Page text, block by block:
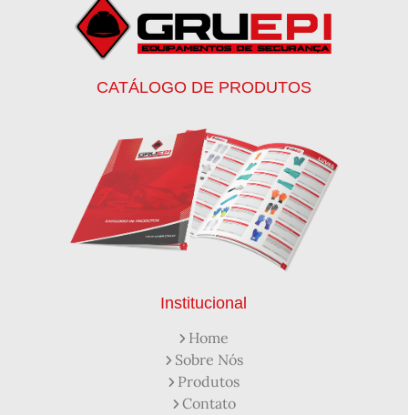
Botinas
Botinas Bico de Ferro
Botinas de Segurança
Botinas de Trabalho
Botinas EPI
Botinas Masculinas para Trabalho
Calçados de Segurança
Calçados de Segurança Epi
Capacete de Segurança Ca
Capacete de Segurança Classe b
Capacetes de Proteção
Capacetes de Proteção EPI
Capacetes de Segurança
Capacetes EPI
Capa de Chuva Pvc Amarela C/ Forro e Capuz
Capa de Chuva Pvc Preta C/ Forro e Capuz
Como Protetor Solar Funciona
Creme Protetor da Pele
Creme Protetor para Pele
Desengraxante Industrial
Desengraxante Industrial Biodegradável
CATÁLOGO DE PRODUTOS
Institucional
Home
Sobre Nós
Produtos
Contato